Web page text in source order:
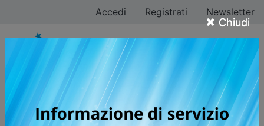
× Chiudi
Accedi Registrati Newsletter
Azychika